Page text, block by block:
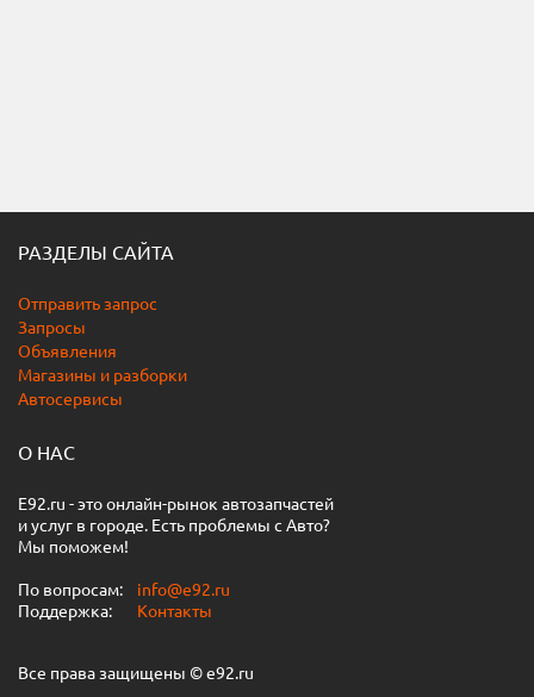
РАЗДЕЛЫ САЙТА
Отправить запрос
Запросы
Объявления
Магазины и разборки
Автосервисы
О НАС
E92.ru - это онлайн-рынок автозапчастей
и услуг в городе. Есть проблемы с Авто?
Мы поможем!
По вопросам: info@e92.ru
Поддержка: Контакты
Все права защищены © e92.ru